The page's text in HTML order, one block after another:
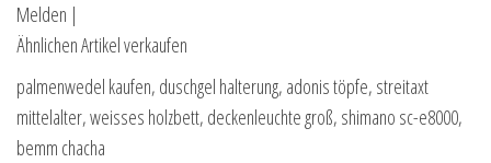
Melden |
Ähnlichen Artikel verkaufen
palmenwedel kaufen, duschgel halterung, adonis töpfe, streitaxt
mittelalter, weisses holzbett, deckenleuchte groß, shimano sc-e8000,
bemm chacha